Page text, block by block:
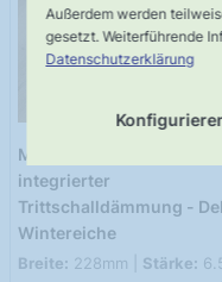
Außerdem werden
gesetzt. Weiterführende
Datenschutzerklärung
Muster SPC Vinylboden
integrierter
Trittschalldämmung -
Wintereiche
Breite: 228mm | Stärke: